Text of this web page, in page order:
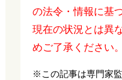
の法令・情報に基
現在の状況とは異
めご了承ください。
※この記事は専門家